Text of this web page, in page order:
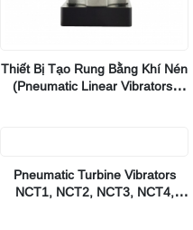
Thiết Bị Tạo Rung Bằng Khí Nén
(Pneumatic Linear Vibrators)